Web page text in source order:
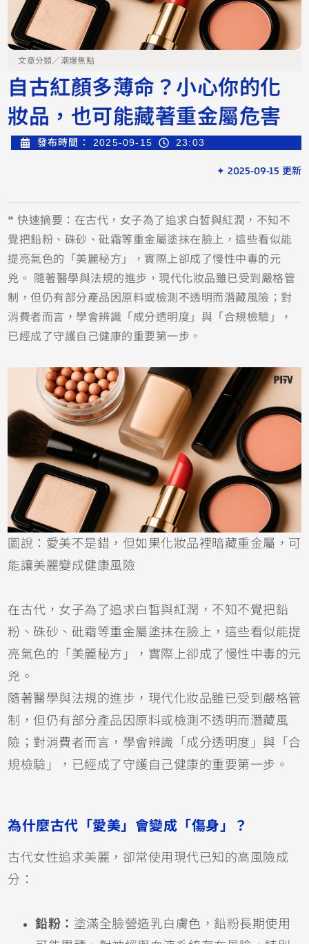
文章分類／潮爆焦點
自古紅顏多薄命？小心你的化
妝品，也可能藏著重金屬危害
發布時間： 2025-09-15 23:03
✦ 2025-09-15 更新
❝ 快速摘要：在古代，女子為了追求白皙與紅潤，不知不
覺把鉛粉、硃砂、砒霜等重金屬塗抹在臉上，這些看似能
提亮氣色的「美麗秘方」，實際上卻成了慢性中毒的元
兇。 隨著醫學與法規的進步，現代化妝品雖已受到嚴格管
制，但仍有部分產品因原料或檢測不透明而潛藏風險；對
消費者而言，學會辨識「成分透明度」與「合規檢驗」，
已經成了守護自己健康的重要第一步。
圖說：愛美不是錯，但如果化妝品裡暗藏重金屬，可
能讓美麗變成健康風險
在古代，女子為了追求白皙與紅潤，不知不覺把鉛
粉、硃砂、砒霜等重金屬塗抹在臉上，這些看似能提
亮氣色的「美麗秘方」，實際上卻成了慢性中毒的元
兇。
隨著醫學與法規的進步，現代化妝品雖已受到嚴格管
制，但仍有部分產品因原料或檢測不透明而潛藏風
險；對消費者而言，學會辨識「成分透明度」與「合
規檢驗」，已經成了守護自己健康的重要第一步。
為什麼古代「愛美」會變成「傷身」？
古代女性追求美麗，卻常使用現代已知的高風險成
分：
鉛粉： 塗滿全臉營造乳白膚色，鉛粉長期使用